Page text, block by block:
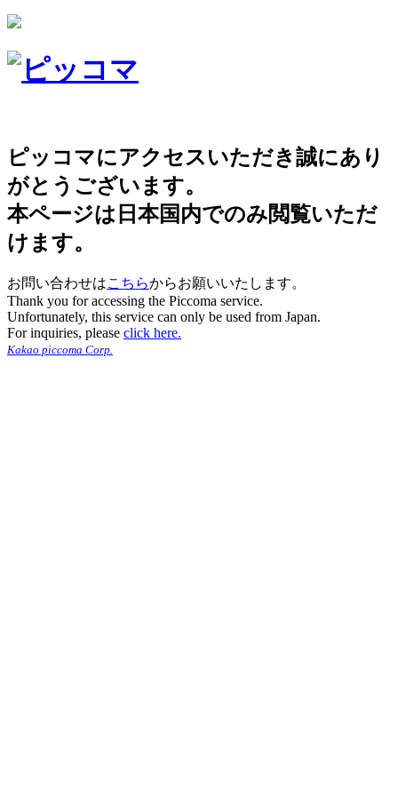
ピッコマにアクセスいただき誠にあり
がとうございます。
本ページは日本国内でのみ閲覧いただ
けます。
お問い合わせはこちらからお願いいたします。
Thank you for accessing the Piccoma service.
Unfortunately, this service can only be used from Japan.
For inquiries, please click here.
Kakao piccoma Corp.